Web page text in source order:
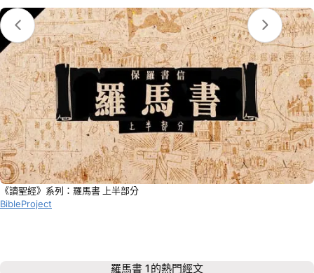
《讀聖經》系列：羅馬書 上半部分
BibleProject
羅馬書 1 的熱門經文